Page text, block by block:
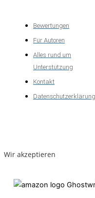
Bewertungen
Für Autoren
Alles rund um
Unterstützung
Kontakt
Datenschutzerklärung
Wir akzeptieren